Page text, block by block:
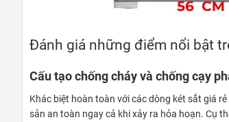
Đánh giá những điểm nổi bật
Cấu tạo chống cháy và chống cạy
Khác biệt hoàn toàn với các dòng két sắt giá
sản an toàn ngay cả khi xảy ra hỏa hoạn. Cụ